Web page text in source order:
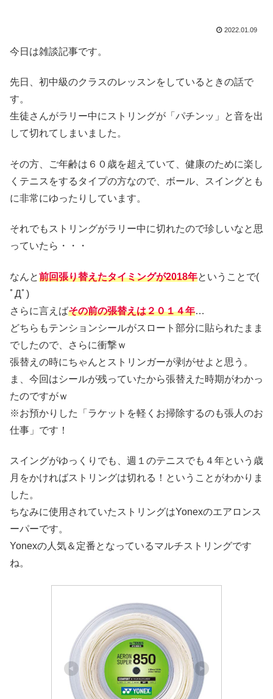
2022.01.09
今日は雑談記事です。
先日、初中級のクラスのレッスンをしているときの話で
す。
生徒さんがラリー中にストリングが「パチンッ」と音を出
して切れてしまいました。
その方、ご年齢は６０歳を超えていて、健康のために楽し
くテニスをするタイプの方なので、ボール、スイングとも
に非常にゆったりしています。
それでもストリングがラリー中に切れたので珍しいなと思
っていたら・・・
なんと前回張り替えたタイミングが2018年ということで(
ﾟДﾟ)
さらに言えばその前の張替えは２０１４年…
どちらもテンションシールがスロート部分に貼られたまま
でしたので、さらに衝撃ｗ
張替えの時にちゃんとストリンガーが剥がせよと思う。
ま、今回はシールが残っていたから張替えた時期がわかっ
たのですがｗ
※お預かりした「ラケットを軽くお掃除するのも張人のお
仕事」です！
スイングがゆっくりでも、週１のテニスでも４年という歳
月をかければストリングは切れる！ということがわかりま
した。
ちなみに使用されていたストリングはYonexのエアロンス
ーパーです。
Yonexの人気＆定番となっているマルチストリングです
ね。